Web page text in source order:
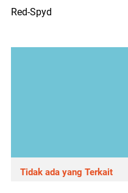
Red-Spyd
Tidak ada yang Terkait